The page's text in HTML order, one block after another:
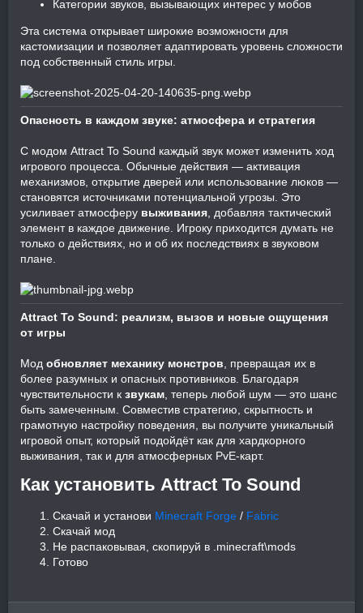
Категории звуков, вызывающих интерес у мобов
Эта система открывает широкие возможности для
кастомизации и позволяет адаптировать уровень сложности
под собственный стиль игры.
Опасность в каждом звуке: атмосфера и стратегия
С модом Attract To Sound каждый звук может изменить ход
игрового процесса. Обычные действия — активация
механизмов, открытие дверей или использование люков —
становятся источниками потенциальной угрозы. Это
усиливает атмосферу выживания , добавляя тактический
элемент в каждое движение. Игроку приходится думать не
только о действиях, но и об их последствиях в звуковом
плане.
Attract To Sound: реализм, вызов и новые ощущения
от игры
Мод обновляет механику монстров , превращая их в
более разумных и опасных противников. Благодаря
чувствительности к звукам , теперь любой шум — это шанс
быть замеченным. Совместив стратегию, скрытность и
грамотную настройку поведения, вы получите уникальный
игровой опыт, который подойдёт как для хардкорного
выживания, так и для атмосферных PvE-карт.
Как установить Attract To Sound​
Скачай и установи Minecraft Forge / Fabric
Скачай мод
Не распаковывая, скопируй в .minecraft\mods
Готово